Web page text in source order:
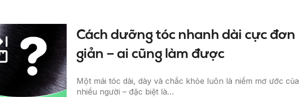
Cách dưỡng tóc nhanh dài cực đơn
giản – ai cũng làm được
Một mái tóc dài, dày và chắc khỏe luôn là niềm mơ ước của
nhiều người – đặc biệt là…